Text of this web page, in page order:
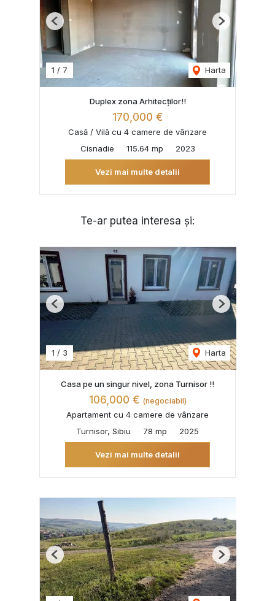
1 / 7 Harta
Previous Next
Duplex zona Arhitecților!!
170,000 €
Casă / Vilă cu 4 camere de vânzare
Cisnadie
115.64 mp 2023
Vezi mai multe detalii
Te-ar putea interesa și:
1 / 3 Harta
Previous Next
Casa pe un singur nivel, zona Turnisor !!
106,000 € (negociabil)
Apartament cu 4 camere de vânzare
Turnisor, Sibiu
78 mp 2025
Vezi mai multe detalii
Previous Next